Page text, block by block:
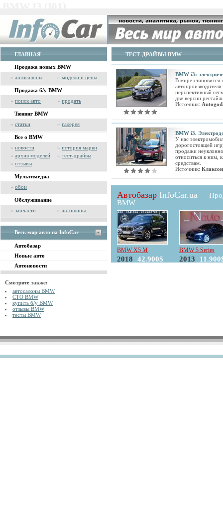
ГЛАВНАЯ
Продажа новых BMW
» автосалоны » модели и цены
Продажа б/у BMW
» поиск авто » продать
Тюнинг BMW
» статьи » галерея
Все о BMW
» новости » история марки
» архив моделей » тест-драйвы
» отзывы
Мультимедиа
» обои
Обслуживание
» запчасти » автошины
Весь мир авто на InfoCar
Автобазар
Новые авто
Автоновости
Смотрите также:
автосалоны BMW
СТО BMW
купить б/у BMW
отзывы BMW
тесты BMW
ТЕСТ-ДРАЙВЫ BMW
BMW i3:
В мире становится
перспективный
две версии
Источник:
BMW i3.
У нас
дорогостоящей
продажи
относиться к ним,
средствам.
Источник: Клаксон
Автобазар InfoCar.ua
BMW
BMW X5 M
2018 42.900$
BMW 5 Series
2013